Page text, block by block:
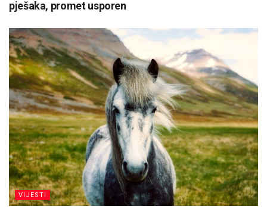
pješaka, promet usporen
VIJESTI